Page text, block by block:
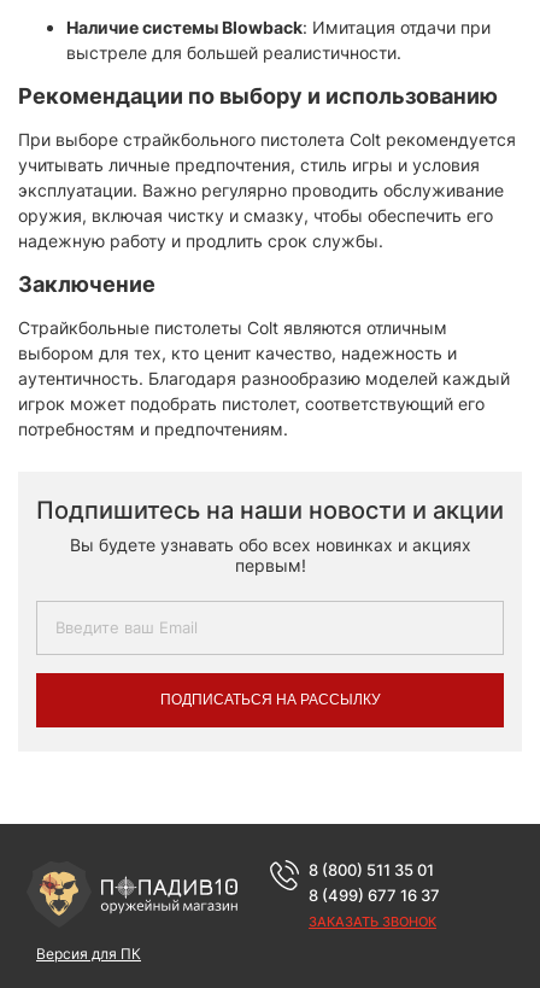
Наличие системы Blowback: Имитация отдачи при
выстреле для большей реалистичности.​
Рекомендации по выбору и использованию
При выборе страйкбольного пистолета Colt рекомендуется
учитывать личные предпочтения, стиль игры и условия
эксплуатации. Важно регулярно проводить обслуживание
оружия, включая чистку и смазку, чтобы обеспечить его
надежную работу и продлить срок службы.​
Заключение
Страйкбольные пистолеты Colt являются отличным
выбором для тех, кто ценит качество, надежность и
аутентичность. Благодаря разнообразию моделей каждый
игрок может подобрать пистолет, соответствующий его
потребностям и предпочтениям.
Подпишитесь на наши новости и акции
Вы будете узнавать обо всех новинках и акциях
первым!
ПОДПИСАТЬСЯ НА РАССЫЛКУ
Версия для ПК
8 (800) 511 35 01
8 (499) 677 16 37
ЗАКАЗАТЬ ЗВОНОК